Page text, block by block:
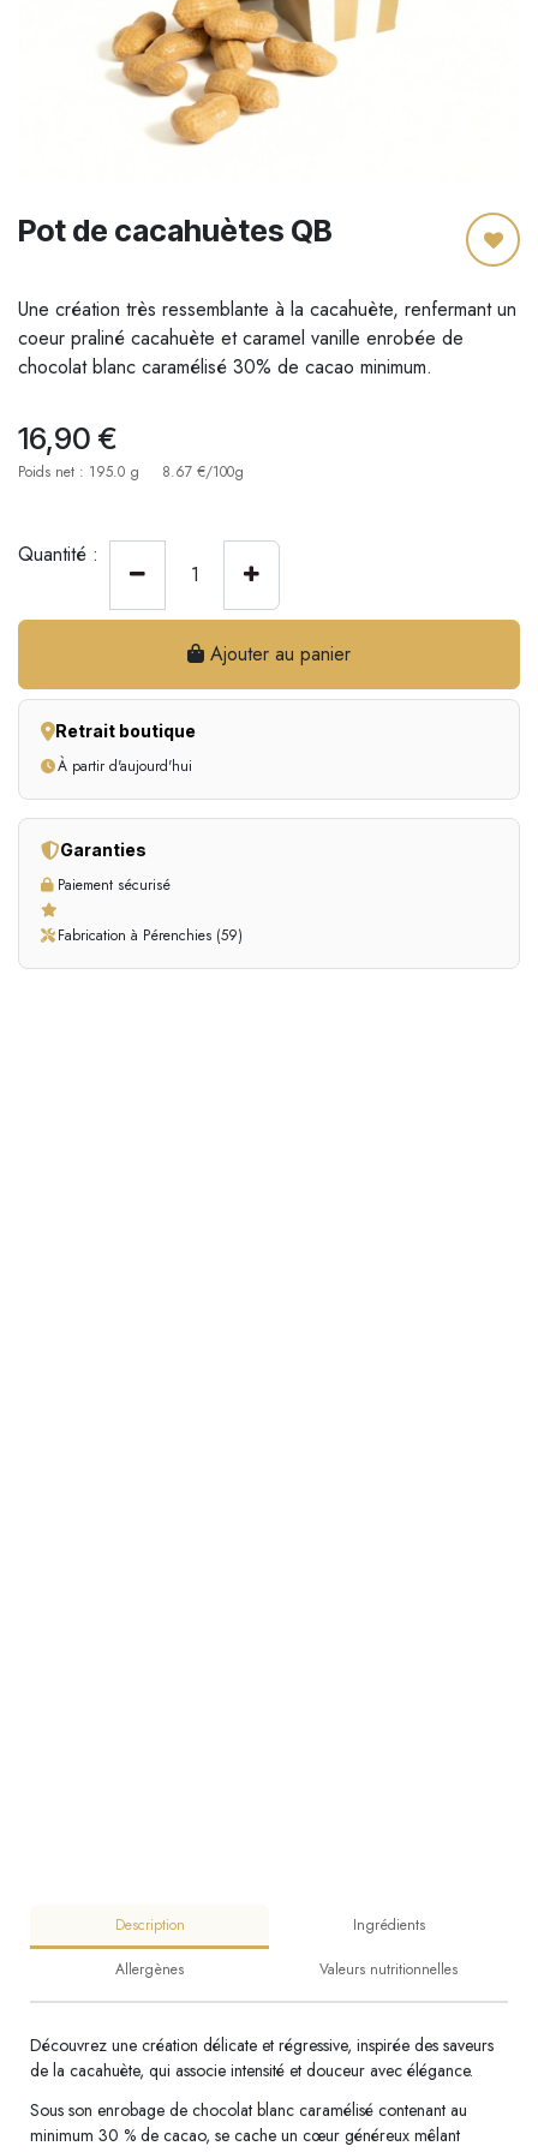
Pot de cacahuètes QB
Une création très ressemblante à la cacahuète, renfermant un
coeur praliné cacahuète et caramel vanille enrobée de
chocolat blanc caramélisé 30% de cacao minimum.
16,90 €
Poids net : 195.0 g 8.67 €/100g
Quantité :
Ajouter au panier
Retrait boutique
À partir d'aujourd'hui
Garanties
Paiement sécurisé
Fabrication à Pérenchies (59)
Description Ingrédients
Allergènes Valeurs nutritionnelles
Découvrez une création délicate et régressive, inspirée des saveurs
de la cacahuète, qui associe intensité et douceur avec élégance.
Sous son enrobage de chocolat blanc caramélisé contenant au
minimum 30 % de cacao, se cache un cœur généreux mêlant